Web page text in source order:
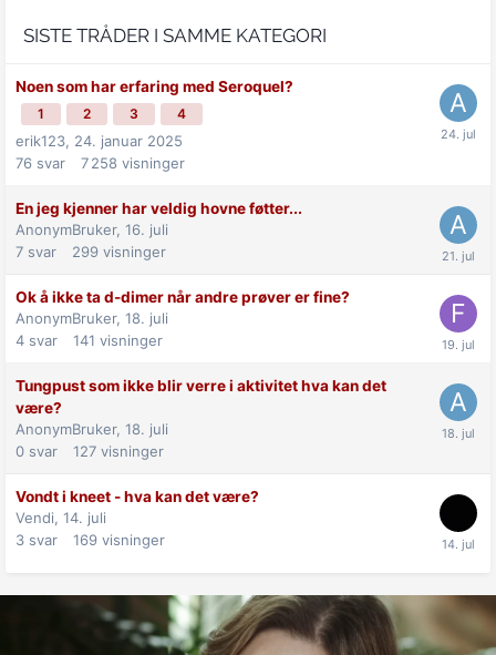
SISTE TRÅDER I SAMME KATEGORI
Noen som har erfaring med Seroquel?
1 2 3 4
erik123, 24. januar 2025
76 svar 7 258 visninger
En jeg kjenner har veldig hovne føtter...
AnonymBruker, 16. juli
7 svar 299 visninger
Ok å ikke ta d-dimer når andre prøver er fine?
AnonymBruker, 18. juli
4 svar 141 visninger
Tungpust som ikke blir verre i aktivitet hva kan det
være?
AnonymBruker, 18. juli
0 svar 127 visninger
Vondt i kneet - hva kan det være?
Vendi, 14. juli
3 svar 169 visninger